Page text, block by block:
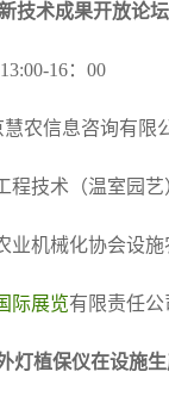
技术成果开放论坛
16：00
农信息咨询有限
程技术（温室园艺
业机械化协会设施
际展览有限责任公
灯植保仪在设施